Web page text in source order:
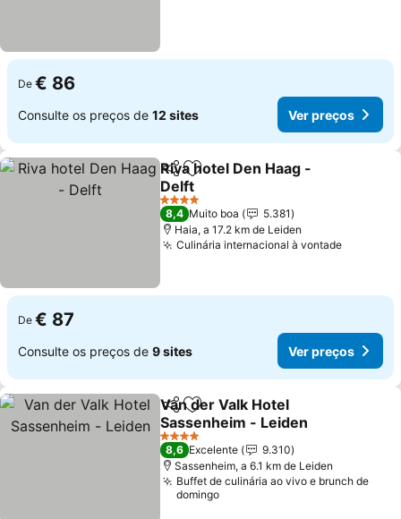
De € 86
Consulte os preços de 12 sites Ver preços
PartilharAdicionar aos favoritos
Riva hotel Den Haag -
Delft
Ver preços
4 Estrelas
8,4 Muito boa
5.381
Haia, a 17.2 km de Leiden
Culinária internacional à vontadeVer
De € 87
Consulte os preços de 9 sites Ver preços
PartilharAdicionar aos favoritos
Van der Valk Hotel
Sassenheim - Leiden
Ver preços
4 Estrelas
8,6 Excelente
9.310
Sassenheim, a 6.1 km de Leiden
Buffet de culinária ao vivo e brunch de
domingo